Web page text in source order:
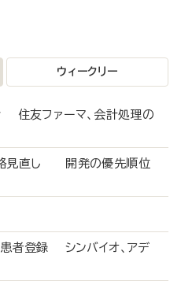
ウィークリー
住友ファーマ、会計処理の
略見直し 開発の優先順位
者登録 シンバイオ、アデ